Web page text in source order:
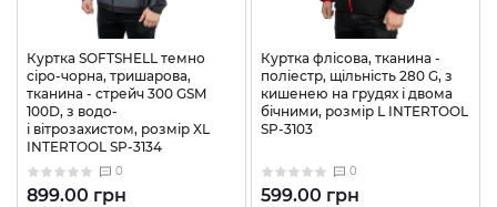
Куртка SOFTSHELL темно
сіро-чорна, тришарова,
тканина - стрейч 300 GSM
100D, з водо-
і вітрозахистом, розмір XL
INTERTOOL SP-3134
0
899.00 грн
Куртка флісова, тканина -
поліестр, щільність 280 G, з
кишенею на грудях і двома
бічними, розмір L INTERTOOL
SP-3103
0
599.00 грн